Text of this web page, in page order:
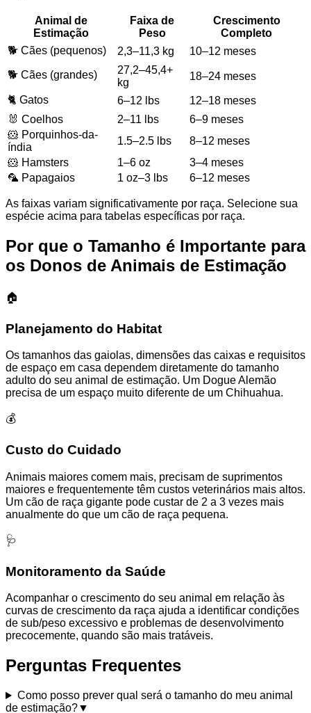
Animal de
Estimação
Faixa de
Peso
Crescimento
Completo
🐕 Cães (pequenos)
2,3–11,3 kg
10–12 meses
🐕 Cães (grandes)
27,2–45,4+
kg
18–24 meses
🐈 Gatos
6–12 lbs
12–18 meses
🐰 Coelhos
2–11 lbs
6–9 meses
🐹 Porquinhos-da-
índia
1.5–2.5 lbs
8–12 meses
🐹 Hamsters
1–6 oz
3–4 meses
🦜 Papagaios
1 oz–3 lbs 6–12 meses
As faixas variam significativamente por raça. Selecione sua
espécie acima para tabelas específicas por raça.
Por que o Tamanho é Importante para
os Donos de Animais de Estimação
🏠
Planejamento do Habitat
Os tamanhos das gaiolas, dimensões das caixas e requisitos
de espaço em casa dependem diretamente do tamanho
adulto do seu animal de estimação. Um Dogue Alemão
precisa de um espaço muito diferente de um Chihuahua.
💰
Custo do Cuidado
Animais maiores comem mais, precisam de suprimentos
maiores e frequentemente têm custos veterinários mais altos.
Um cão de raça gigante pode custar de 2 a 3 vezes mais
anualmente do que um cão de raça pequena.
🩺
Monitoramento da Saúde
Acompanhar o crescimento do seu animal em relação às
curvas de crescimento da raça ajuda a identificar condições
de sub/peso excessivo e problemas de desenvolvimento
precocemente, quando são mais tratáveis.
Perguntas Frequentes
Como posso prever qual será o tamanho do meu animal
de estimação?▼